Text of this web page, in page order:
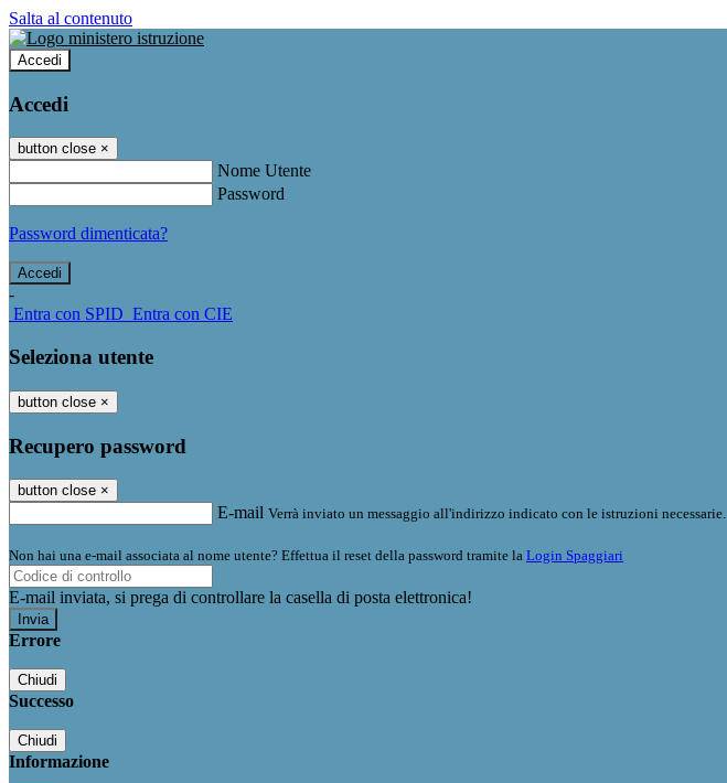
Salta al contenuto
Accedi
Accedi
button close ×
Nome Utente
Password
Password dimenticata?
-
Entra con SPID Entra con CIE
Seleziona utente
button close ×
Recupero password
button close ×
E-mail Verrà inviato un messaggio all'indirizzo indicato con le istruzioni necessarie.
Non hai una e-mail associata al nome utente? Effettua il reset della password tramite la Login Spaggiari
E-mail inviata, si prega di controllare la casella di posta elettronica!
Errore
Chiudi
Successo
Chiudi
Informazione